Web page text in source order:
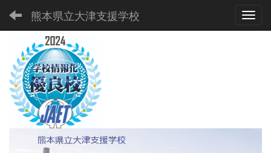
熊本県立大津支援学校